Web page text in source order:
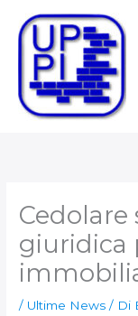
contenuto
Cedolare
giuridica
/ Ultime News / Di